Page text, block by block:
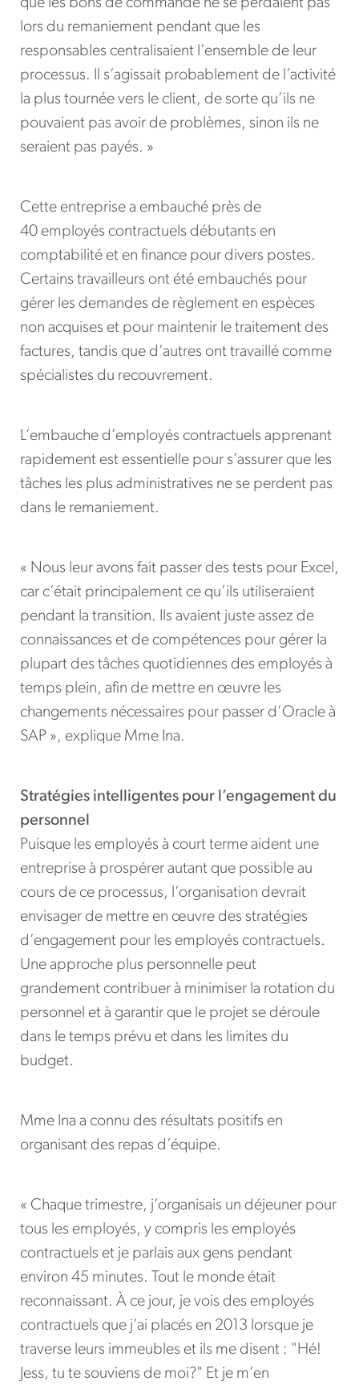
que les bons de commande ne se perdaient pas
lors du remaniement pendant que les
responsables centralisaient l’ensemble de leur
processus. Il s’agissait probablement de l’activité
la plus tournée vers le client, de sorte qu’ils ne
pouvaient pas avoir de problèmes, sinon ils ne
seraient pas payés. »
Cette entreprise a embauché près de
40 employés contractuels débutants en
comptabilité et en finance pour divers postes.
Certains travailleurs ont été embauchés pour
gérer les demandes de règlement en espèces
non acquises et pour maintenir le traitement des
factures, tandis que d’autres ont travaillé comme
spécialistes du recouvrement.
L’embauche d’employés contractuels apprenant
rapidement est essentielle pour s’assurer que les
tâches les plus administratives ne se perdent pas
dans le remaniement.
« Nous leur avons fait passer des tests pour Excel,
car c’était principalement ce qu’ils utiliseraient
pendant la transition. Ils avaient juste assez de
connaissances et de compétences pour gérer la
plupart des tâches quotidiennes des employés à
temps plein, afin de mettre en œuvre les
changements nécessaires pour passer d’Oracle à
SAP », explique Mme Ina.
Stratégies intelligentes pour l’engagement du
personnel
Puisque les employés à court terme aident une
entreprise à prospérer autant que possible au
cours de ce processus, l’organisation devrait
envisager de mettre en œuvre des stratégies
d’engagement pour les employés contractuels.
Une approche plus personnelle peut
grandement contribuer à minimiser la rotation du
personnel et à garantir que le projet se déroule
dans le temps prévu et dans les limites du
budget.
Mme Ina a connu des résultats positifs en
organisant des repas d’équipe.
« Chaque trimestre, j’organisais un déjeuner pour
tous les employés, y compris les employés
contractuels et je parlais aux gens pendant
environ 45 minutes. Tout le monde était
reconnaissant. À ce jour, je vois des employés
contractuels que j’ai placés en 2013 lorsque je
traverse leurs immeubles et ils me disent : "Hé!
Jess, tu te souviens de moi?" Et je m’en